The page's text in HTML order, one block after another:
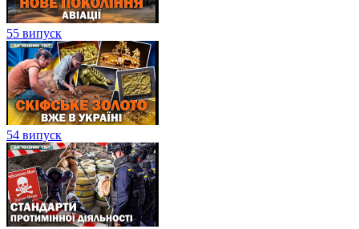
55 випуск
54 випуск